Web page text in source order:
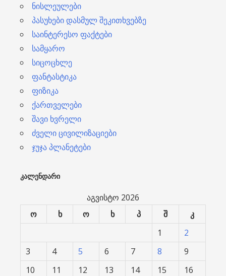
ნისლეულები
პასუხები დასმულ შეკითხვებზე
საინტერესო ფაქტები
სამყარო
სიცოცხლე
ფანტასტიკა
ფიზიკა
ქართველები
შავი ხვრელი
ძველი ცივილიზაციები
ჯუჯა პლანეტები
ᲙᲐᲚᲔᲜᲓᲐᲠᲘ
აგვისტო 2026
ო
ხ ო ხ პ შ
კ
1
2
3
4 5 6 7 8
9
10
11 12 13 14 15 16